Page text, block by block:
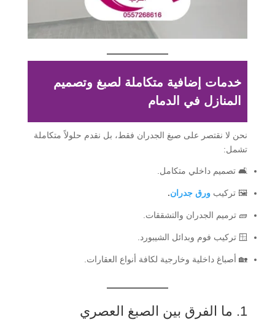
خدمات إضافية متكاملة لصبغ وتصميم
المنازل في الدمام
نحن لا نقتصر على صبغ الجدران فقط، بل نقدم حلولاً متكاملة
تشمل:
🛋️ تصميم داخلي متكامل.
🖼️ تركيب ورق جدران.
🧱 ترميم الجدران والتشققات.
🪟 تركيب فوم وبدائل الشيبورد.
🏡 أصباغ داخلية وخارجية لكافة أنواع العقارات.
1. ما الفرق بين الصبغ العصري